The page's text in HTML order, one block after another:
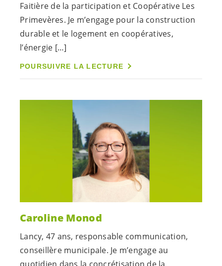
Faitière de la participation et Coopérative Les
Primevères. Je m’engage pour la construction
durable et le logement en coopératives,
l’énergie […]
POURSUIVRE LA LECTURE
Caroline Monod
Lancy, 47 ans, responsable communication,
conseillère municipale. Je m’engage au